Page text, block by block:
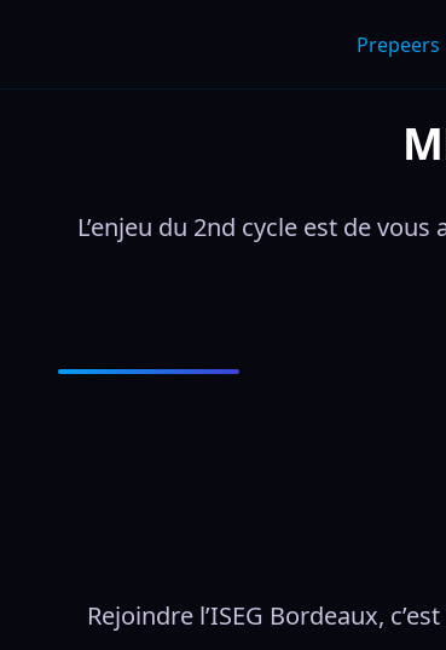
Prepeers
L’enjeu du 2nd cycle est de
Rejoindre l’ISEG Bordeaux,